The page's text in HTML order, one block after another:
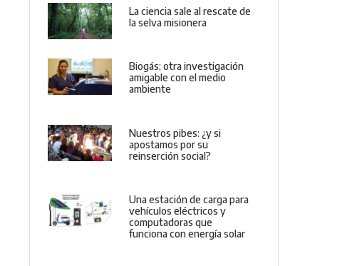
La ciencia sale al rescate de
la selva misionera
Biogás; otra investigación
amigable con el medio
ambiente
Nuestros pibes: ¿y si
apostamos por su
reinserción social?
Una estación de carga para
vehículos eléctricos y
computadoras que
funciona con energía solar